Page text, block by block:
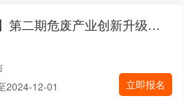
【11月·杭州】第二期危废产业创新升级暨焚烧处置降本增效技术交流研讨会
2024-12-01
立即报名